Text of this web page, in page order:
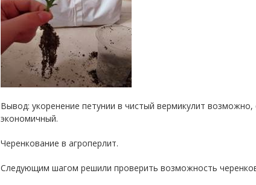
Вывод: укоренение петунии в чистый вермикулит
экономичный.
Черенкование в агроперлит.
Следующим шагом решили проверить возможность